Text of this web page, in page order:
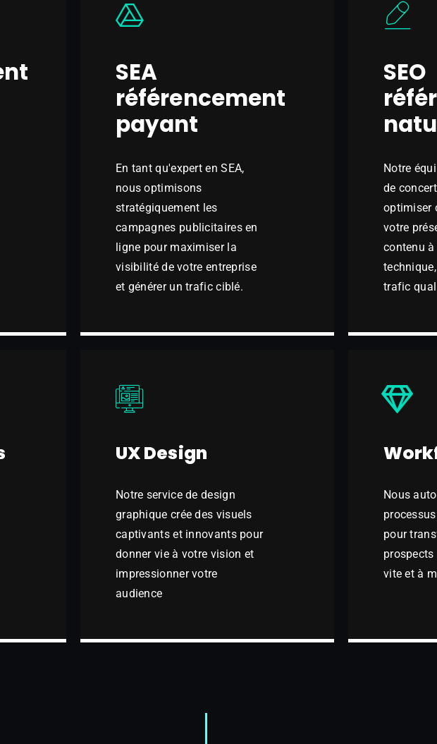
SEA
référencement
payant
En tant qu'expert en SEA,
nous optimisons
stratégiquement les
campagnes publicitaires en
ligne pour maximiser la
visibilité de votre entreprise
et générer un trafic ciblé.
SEO
Notre
de
optimiser
votre
contenu
trafic
UX Design
Notre service de design
graphique crée des visuels
captivants et innovants pour
donner vie à votre vision et
impressionner votre
audience
Nous
pour
vite et à